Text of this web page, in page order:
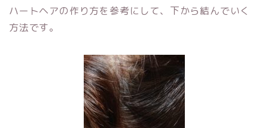
ハートヘアの作り方を参考にして、下から結んでいく
方法です。